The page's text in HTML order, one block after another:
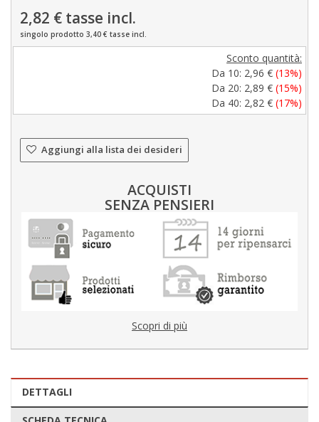
2,82 € tasse incl.
singolo prodotto 3,40 € tasse incl.
Sconto quantità:
Da 10: 2,96 € (13%)
Da 20: 2,89 € (15%)
Da 40: 2,82 € (17%)
Aggiungi alla lista dei desideri
ACQUISTI
SENZA PENSIERI
Scopri di più
DETTAGLI